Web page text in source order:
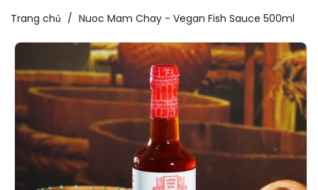
Trang chủ / Nuoc Mam Chay - Vegan Fish Sauce 500ml
Chuyển
Đến Thông
Phẩm